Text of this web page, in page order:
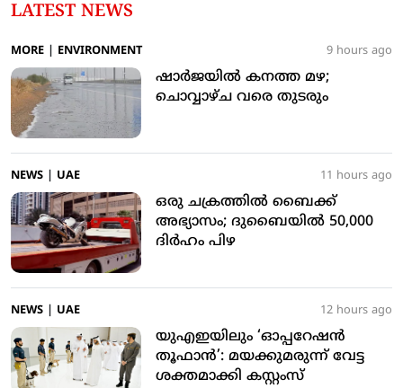
LATEST NEWS
MORE ENVIRONMENT 9 hours ago
ഷാര്‍ജയില്‍ കനത്ത മഴ;
ചൊവ്വാഴ്ച വരെ തുടരും
NEWS UAE 11 hours ago
ഒരു ചക്രത്തില്‍ ബൈക്ക്
അഭ്യാസം; ദുബൈയില്‍ 50,000
ദിര്‍ഹം പിഴ
NEWS UAE 12 hours ago
യുഎഇയിലും ‘ഓപ്പറേഷന്‍
തൂഫാന്‍’: മയക്കുമരുന്ന് വേട്ട
ശക്തമാക്കി കസ്റ്റംസ്